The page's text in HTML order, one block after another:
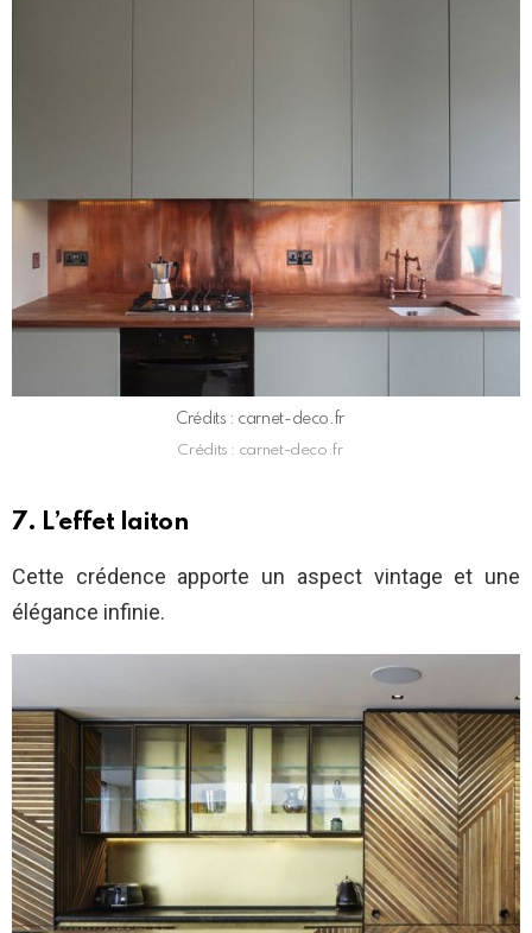
Crédits : carnet-deco.fr
Crédits : carnet-deco.fr
7. L’effet laiton
Cette crédence apporte un aspect vintage et une
élégance infinie.